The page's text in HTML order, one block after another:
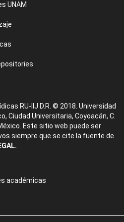
UNAM
RU-IIJ D.R. © 2018. Universidad
Ciudad Universitaria, Coyoacán, C.
Este sitio web puede ser
siempre que se cite la fuente de
académicas